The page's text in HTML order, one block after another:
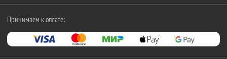
Принимаем к оплате: